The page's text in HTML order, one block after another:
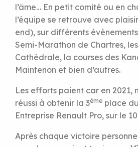
l’âme… En petit comité ou en
l’équipe se retrouve avec
end), sur différents
Semi-Marathon de Chartres,
Cathédrale, la courses des
Maintenon et bien d’autres.
Les efforts paient car en 2021,
réussi à obtenir la 3ème place
Entreprise Renault Pro, sur le
Après chaque victoire